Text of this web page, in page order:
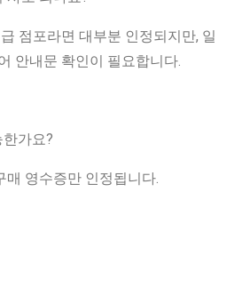
점포라면 대부분 인정되지만, 일
안내문 확인이 필요합니다.
가요?
매 영수증만 인정됩니다.